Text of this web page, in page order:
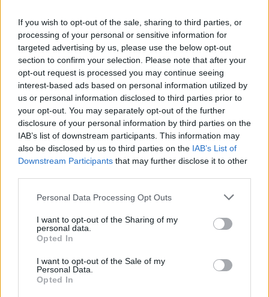
If you wish to opt-out of the sale, sharing to third parties, or
processing of your personal or sensitive information for
targeted advertising by us, please use the below opt-out
section to confirm your selection. Please note that after your
opt-out request is processed you may continue seeing
interest-based ads based on personal information utilized by
us or personal information disclosed to third parties prior to
your opt-out. You may separately opt-out of the further
disclosure of your personal information by third parties on the
IAB’s list of downstream participants. This information may
also be disclosed by us to third parties on the IAB’s List of
Downstream Participants that may further disclose it to other
Personal Data Processing Opt Outs
I want to opt-out of the Sharing of my
personal data.
Opted In
I want to opt-out of the Sale of my
Personal Data.
Opted In